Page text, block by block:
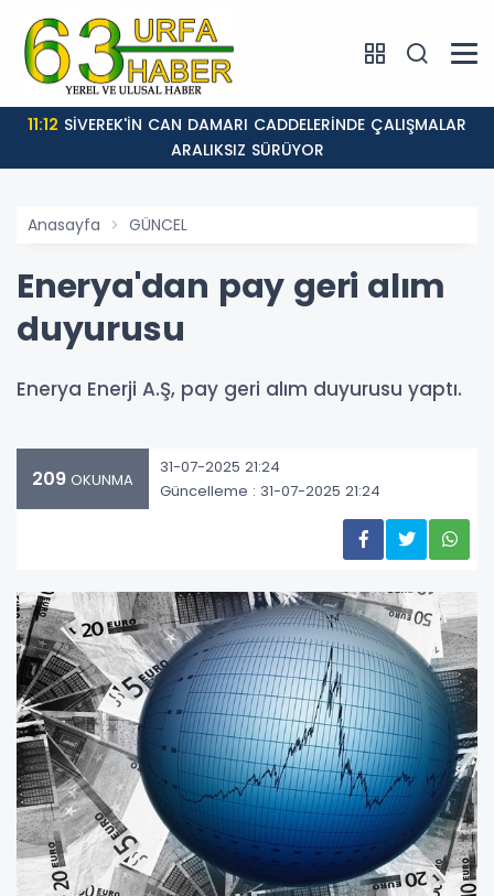
11:12
ARALIKSIZ SÜRÜYOR
Anasayfa GÜNCEL
Enerya'dan pay geri alım
duyurusu
Enerya Enerji A.Ş, pay geri alım duyurusu yaptı.
209 OKUNMA
31-07-2025 21:24
Güncelleme : 31-07-2025 21:24